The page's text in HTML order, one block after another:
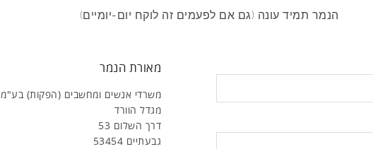
הנמר תמיד עונה (גם אם לפעמים זה לוקח יום-יומיים)
מאורת הנמר
משרדי אנשים ומחשבים (הפקות) בע"מ
מגדל הוורד
דרך השלום 53
גבעתיים 53454